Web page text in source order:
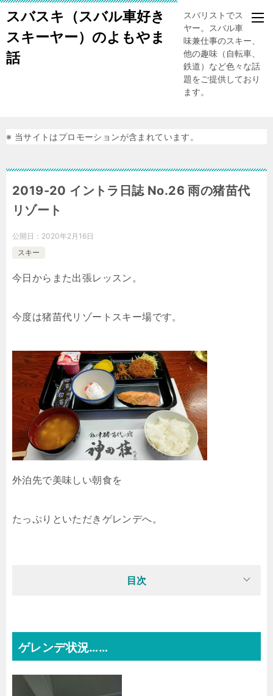
スバスキ（スバル車好き
スキーヤー）のよもやま
話
スバリストでスキー
ヤー。スバル車、趣
味兼仕事のスキー、
他の趣味（自転車、
鉄道）など色々な話
題をご提供しており
ます。
※ 当サイトはプロモーションが含まれています。
2019-20 イントラ日誌 No.26 雨の猪苗代
リゾート
公開日： 2020年2月16日
スキー
今日からまた出張レッスン。
今度は猪苗代リゾートスキー場です。
外泊先で美味しい朝食を
たっぷりといただきゲレンデへ。
目次
ゲレンデ状況……